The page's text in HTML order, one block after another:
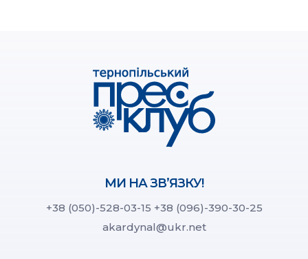
МИ НА ЗВ’ЯЗКУ!
+38 (050)-528-03-15 +38 (096)-390-30-25
akardynal@ukr.net